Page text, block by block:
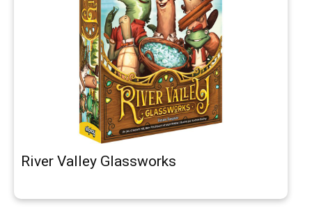
River Valley Glassworks